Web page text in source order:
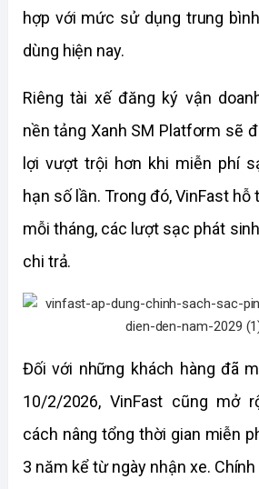
hợp với mức sử dụng trung
dùng hiện nay.
Riêng tài xế đăng ký vận
nền tảng Xanh SM Platform sẽ
lợi vượt trội hơn khi miễn phí
hạn số lần. Trong đó, VinFast
mỗi tháng, các lượt sạc phát
chi trả.
Đối với những khách hàng đã
10/2/2026, VinFast cũng mở
cách nâng tổng thời gian miễn
3 năm kể từ ngày nhận xe.